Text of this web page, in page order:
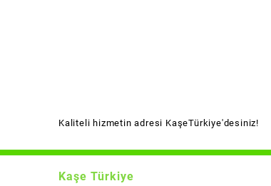
Kaliteli hizmetin adresi KaşeTürkiye'desiniz!
Kaşe Türkiye